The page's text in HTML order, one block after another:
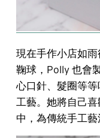
現在手作小店如
鞠球，Polly 也會
心口針、髮圈等
工藝。她將自己
中，為傳統手工藝